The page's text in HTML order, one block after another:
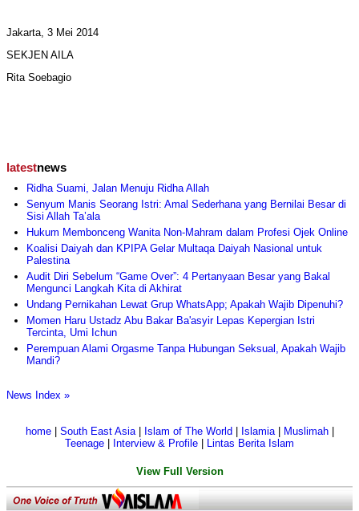
Jakarta, 3 Mei 2014
SEKJEN AILA
Rita Soebagio
latestnews
Ridha Suami, Jalan Menuju Ridha Allah
Senyum Manis Seorang Istri: Amal Sederhana yang Bernilai Besar di
Sisi Allah Ta’ala
Hukum Membonceng Wanita Non-Mahram dalam Profesi Ojek Online
Koalisi Daiyah dan KPIPA Gelar Multaqa Daiyah Nasional untuk
Palestina
Audit Diri Sebelum “Game Over”: 4 Pertanyaan Besar yang Bakal
Mengunci Langkah Kita di Akhirat
Undang Pernikahan Lewat Grup WhatsApp; Apakah Wajib Dipenuhi?
Momen Haru Ustadz Abu Bakar Ba'asyir Lepas Kepergian Istri
Tercinta, Umi Ichun
Perempuan Alami Orgasme Tanpa Hubungan Seksual, Apakah Wajib
Mandi?
News Index »
home| South East Asia| Islam of The World Islamia| Muslimah|
Teenage
Interview & Profile Lintas Berita Islam
View Full Version